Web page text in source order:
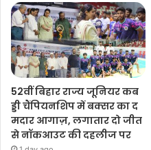
52वीं बिहार राज्य जूनियर कब
ड्डी चैंपियनशिप में बक्सर का द
मदार आगाज़, लगातार दो जीत
से नॉकआउट की दहलीज पर